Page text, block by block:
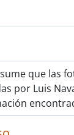
que las
por Luis